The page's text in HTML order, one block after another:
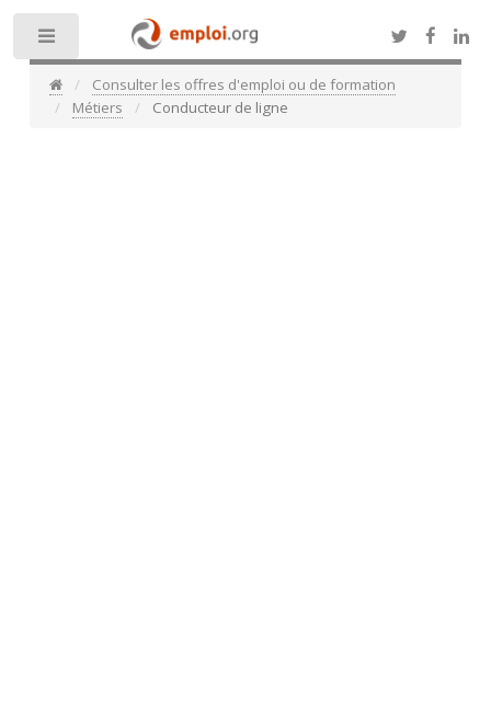
Consulter les offres d'emploi ou de formation
Métiers
Conducteur de ligne
Toggle